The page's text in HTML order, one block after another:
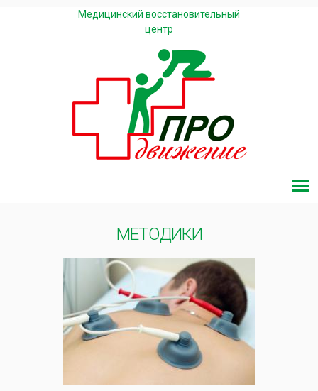
Медицинский восстановительный
центр
МЕТОДИКИ